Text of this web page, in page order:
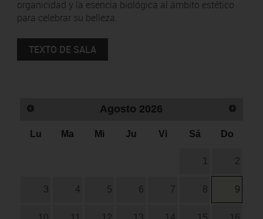
organicidad y la esencia biológica al ámbito estético
para celebrar su belleza.
TEXTO DE SALA
Agosto 2026
Lu Ma Mi Ju Vi Sá Do
1 2
3 4 5 6 7 8 9